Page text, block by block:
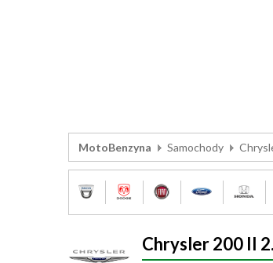
MotoBenzyna Samochody
Chrysler 200 II